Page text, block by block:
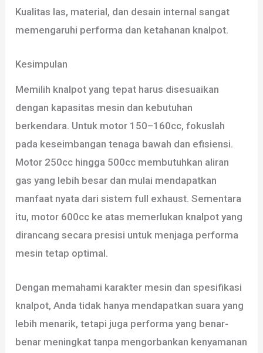
Kualitas las, material, dan desain internal sangat
memengaruhi performa dan ketahanan knalpot.
Kesimpulan
Memilih knalpot yang tepat harus disesuaikan
dengan kapasitas mesin dan kebutuhan
berkendara. Untuk motor 150–160cc, fokuslah
pada keseimbangan tenaga bawah dan efisiensi.
Motor 250cc hingga 500cc membutuhkan aliran
gas yang lebih besar dan mulai mendapatkan
manfaat nyata dari sistem full exhaust. Sementara
itu, motor 600cc ke atas memerlukan knalpot yang
dirancang secara presisi untuk menjaga performa
mesin tetap optimal.
Dengan memahami karakter mesin dan spesifikasi
knalpot, Anda tidak hanya mendapatkan suara yang
lebih menarik, tetapi juga performa yang benar-
benar meningkat tanpa mengorbankan kenyamanan